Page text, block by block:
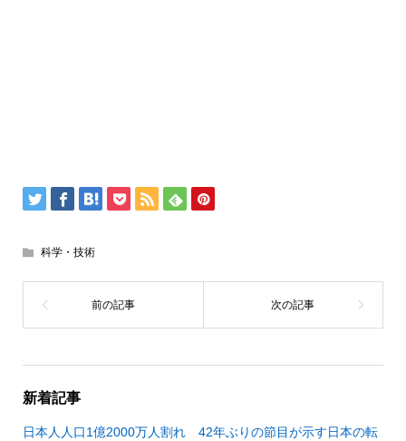
科学・技術
新着記事
日本人人口1億2000万人割れ 42年ぶりの節目が示す日本の転